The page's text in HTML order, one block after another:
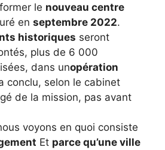
le nouveau centre
en septembre 2022.
historiques seront
plus de 6 000
dans unopération
conclu, selon le cabinet
de la mission, pas avant
voyons en quoi consiste
Et parce qu’une ville